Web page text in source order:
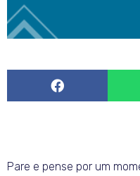
Pare e pense por um